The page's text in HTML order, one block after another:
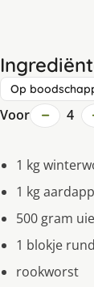
Op
Voor − 4
1 kg
1 kg
500 gram
1 blokje
rookworst